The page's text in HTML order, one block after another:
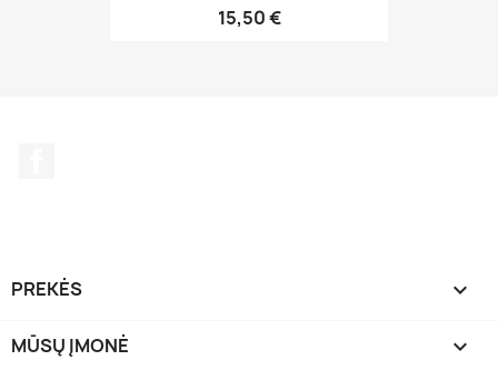
15,50 €
PREKĖS 
MŪSŲ ĮMONĖ 